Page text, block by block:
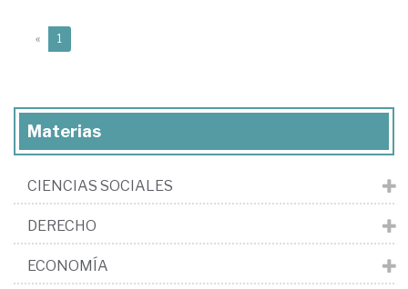
« 1
Materias
CIENCIAS SOCIALES
DERECHO
ECONOMÍA